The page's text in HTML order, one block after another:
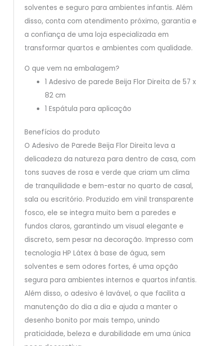
solventes e seguro para ambientes infantis. Além
disso, conta com atendimento próximo, garantia e
a confiança de uma loja especializada em
transformar quartos e ambientes com qualidade.
O que vem na embalagem?
1 Adesivo de parede Beija Flor Direita de 57 x
82 cm
1 Espátula para aplicação
Benefícios do produto
O Adesivo de Parede Beija Flor Direita leva a
delicadeza da natureza para dentro de casa, com
tons suaves de rosa e verde que criam um clima
de tranquilidade e bem-estar no quarto de casal,
sala ou escritório. Produzido em vinil transparente
fosco, ele se integra muito bem a paredes e
fundos claros, garantindo um visual elegante e
discreto, sem pesar na decoração. Impresso com
tecnologia HP Látex à base de água, sem
solventes e sem odores fortes, é uma opção
segura para ambientes internos e quartos infantis.
Além disso, o adesivo é lavável, o que facilita a
manutenção do dia a dia e ajuda a manter o
desenho bonito por mais tempo, unindo
praticidade, beleza e durabilidade em uma única